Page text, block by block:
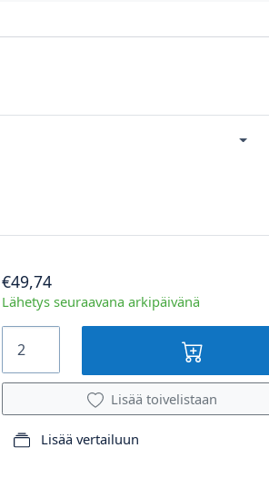
€49,74
Lähetys seuraavana arkipäivänä
Lisää toivelistaan
Lisää vertailuun